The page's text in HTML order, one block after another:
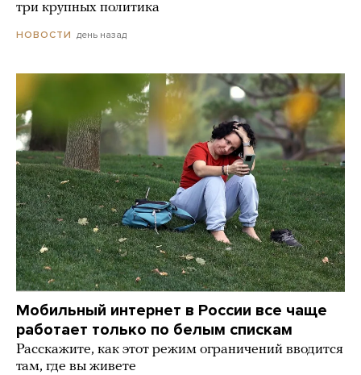
три крупных политика
НОВОСТИ день назад
Мобильный интернет в России все чаще
работает только по белым спискам
Расскажите, как этот режим ограничений вводится
там, где вы живете